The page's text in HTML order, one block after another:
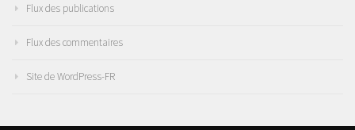
Flux des publications
Flux des commentaires
Site de WordPress-FR